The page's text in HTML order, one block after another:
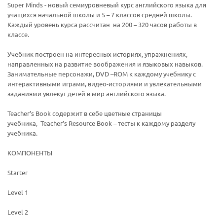
Super Minds - новый семиуровневый курс английского языка для
учащихся начальной школы и 5 – 7 классов средней школы.
Каждый уровень курса рассчитан на 200 – 320 часов работы в
классе.
Учебник построен на интересных историях, упражнениях,
направленных на развитие воображения и языковых навыков.
Занимательные персонажи, DVD –ROM к каждому учебнику с
интерактивными играми, видео-историями и увлекательными
заданиями увлекут детей в мир английского языка.
Teacher’s Book содержит в себе цветные страницы
учебника, Teacher’s Resource Book – тесты к каждому разделу
учебника.
КОМПОНЕНТЫ
Starter
Level 1
Level 2